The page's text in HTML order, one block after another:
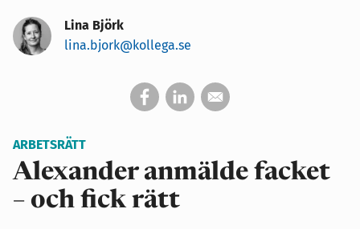
Lina Björk
lina.bjork@kollega.se
ARBETSRÄTT
Alexander anmälde facket
– och fick rätt